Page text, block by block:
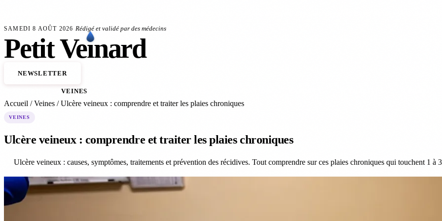
SAMEDI 8 AOÛT 2026 Rédigé et validé par des médecins
PetitVeınard
NEWSLETTER
VEINES
Accueil / Veines / Ulcère veineux : comprendre et traiter les plaies chroniques
VEINES
Ulcère veineux : comprendre et traiter les plaies chroniques
Ulcère veineux : causes, symptômes, traitements et prévention des récidives. Tout comprendre sur ces plaies chroniques qui touchent 1 à